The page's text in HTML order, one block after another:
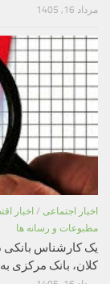
مرداد 16, 1405
اخبار اجتماعی / اخبار
مطبوعات و رسانه ها
یک کارشناس بانکی
کلان، بانک مرکزی